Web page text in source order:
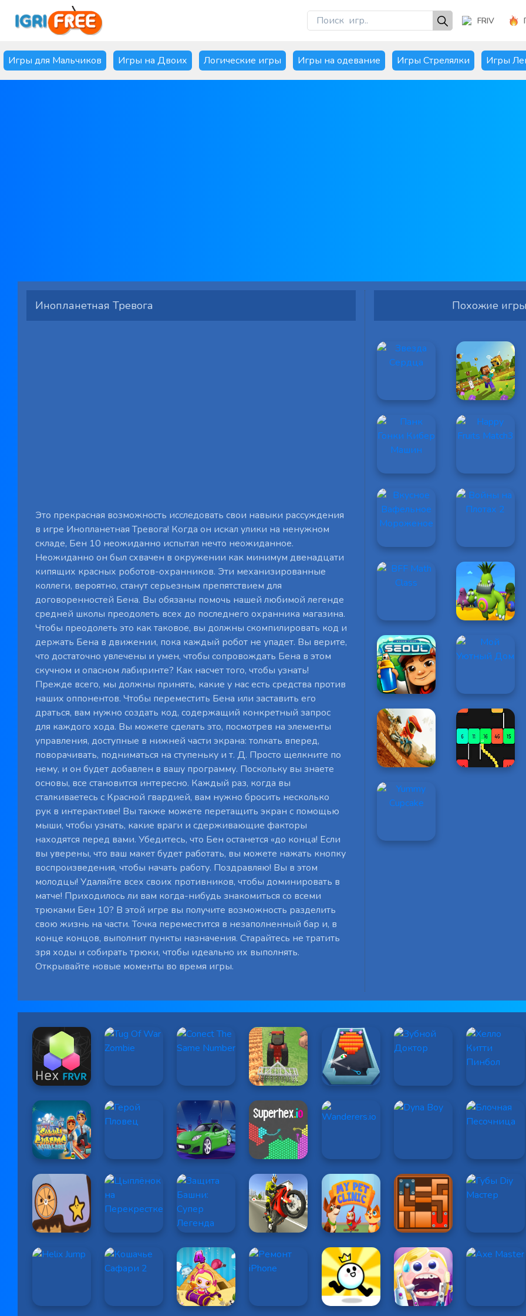
FRIV
Игры для Мальчиков Игры на Двоих Логические игры Игры на одевание Игры Стрелялки Игры
Инопланетная Тревога
Это прекрасная возможность исследовать свои навыки рассуждения
в игре Инопланетная Тревога! Когда он искал улики на ненужном
складе, Бен 10 неожиданно испытал нечто неожиданное.
Неожиданно он был схвачен в окружении как минимум двенадцати
кипящих красных роботов-охранников. Эти механизированные
коллеги, вероятно, станут серьезным препятствием для
договоренностей Бена. Вы обязаны помочь нашей любимой легенде
средней школы преодолеть всех до последнего охранника магазина.
Чтобы преодолеть это как таковое, вы должны скомпилировать код и
держать Бена в движении, пока каждый робот не упадет. Вы верите,
что достаточно увлечены и умен, чтобы сопровождать Бена в этом
скучном и опасном лабиринте? Как насчет того, чтобы узнать!
Прежде всего, мы должны принять, какие у нас есть средства против
наших оппонентов. Чтобы переместить Бена или заставить его
драться, вам нужно создать код, содержащий конкретный запрос
для каждого хода. Вы можете сделать это, посмотрев на элементы
управления, доступные в нижней части экрана: толкать вперед,
поворачивать, подниматься на ступеньку и т. Д. Просто щелкните по
нему, и он будет добавлен в вашу программу. Поскольку вы знаете
основы, все становится интересно. Каждый раз, когда вы
сталкиваетесь с Красной гвардией, вам нужно бросить несколько
рук в интерактиве! Вы также можете перетащить экран с помощью
мыши, чтобы узнать, какие враги и сдерживающие факторы
находятся перед вами. Убедитесь, что Бен останется «до конца! Если
вы уверены, что ваш макет будет работать, вы можете нажать кнопку
воспроизведения, чтобы начать работу. Поздравляю! Вы в этом
молодцы! Удаляйте всех своих противников, чтобы доминировать в
матче! Приходилось ли вам когда-нибудь знакомиться со всеми
трюками Бен 10? В этой игре вы получите возможность разделить
свою жизнь на части. Точка переместится в незаполненный бар и, в
конце концов, выполнит пункты назначения. Старайтесь не тратить
зря ходы и собирать трюки, чтобы идеально их выполнять.
Открывайте новые моменты во время игры.
Похожие